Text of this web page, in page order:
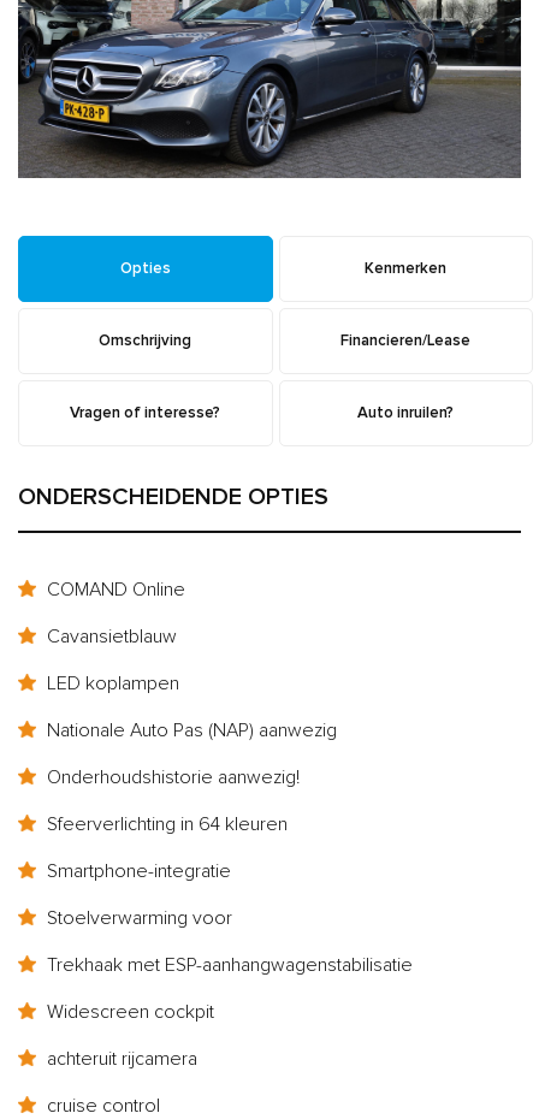
Opties Kenmerken
Omschrijving Financieren/Lease
Vragen of interesse? Auto inruilen?
ONDERSCHEIDENDE OPTIES
COMAND Online
Cavansietblauw
LED koplampen
Nationale Auto Pas (NAP) aanwezig
Onderhoudshistorie aanwezig!
Sfeerverlichting in 64 kleuren
Smartphone-integratie
Stoelverwarming voor
Trekhaak met ESP-aanhangwagenstabilisatie
Widescreen cockpit
achteruit rijcamera
cruise control